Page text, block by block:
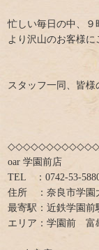
忙しい毎日の中、９
より沢山のお客様に
スタッフ一同、皆
oar 学園前店
TEL ：0742-53-
住所 ：奈良市学園
最寄駅：近鉄学園前
エリア：学園前